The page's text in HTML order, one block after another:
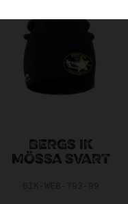
BERGS IK
MÖSSA SVART